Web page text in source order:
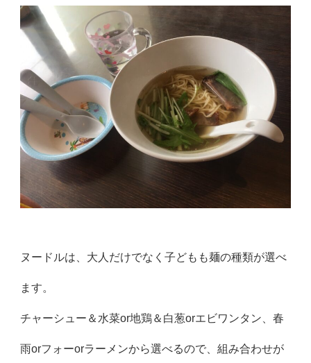
ヌードルは、大人だけでなく子どもも麺の種類が選べ
ます。
チャーシュー＆水菜or地鶏＆白葱orエビワンタン、春
雨orフォーorラーメンから選べるので、組み合わせが